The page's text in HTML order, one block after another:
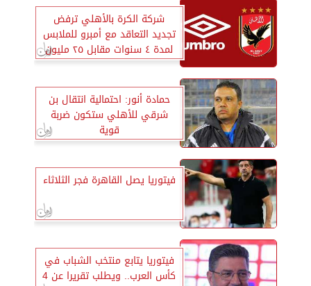
شركة الكرة بالأهلي ترفض
تجديد التعاقد مع أمبرو للملابس
لمدة ٤ سنوات مقابل ٢٥ مليون
جنيه
حمادة أنور: احتمالية انتقال بن
شرقي للأهلي ستكون ضربة
قوية
فيتوريا يصل القاهرة فجر الثلاثاء
فيتوريا يتابع منتخب الشباب في
كأس العرب.. ويطلب تقريرا عن 4